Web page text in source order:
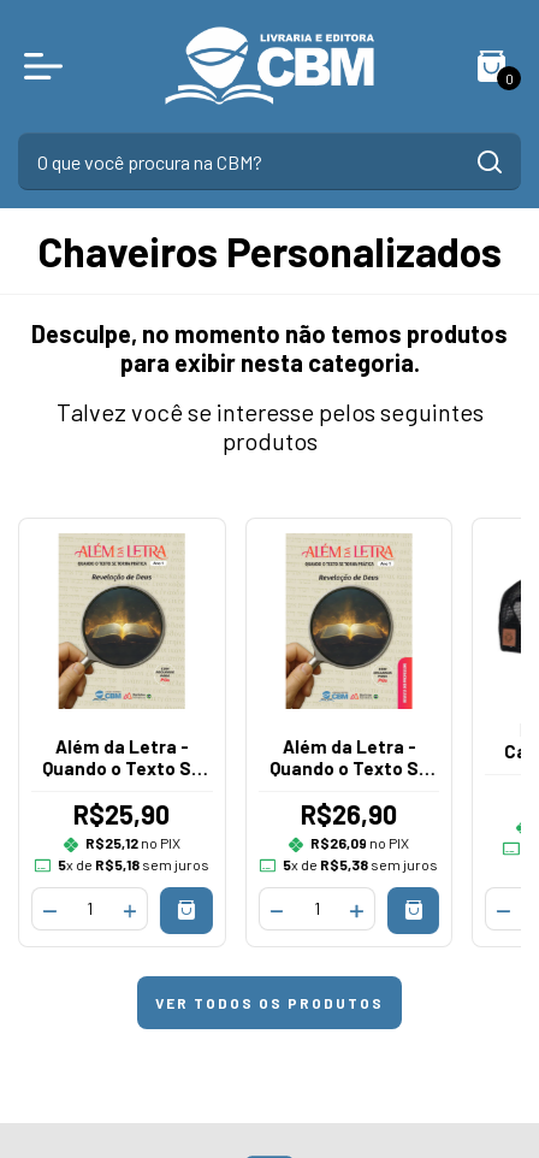
0
Chaveiros Personalizados
Desculpe, no momento não temos produtos
para exibir nesta categoria.
Talvez você se interesse pelos seguintes
produtos
Além da Letra -
Quando o Texto Se
Aluno
R$25,90
R$25,12no PIX
5x de R$5,18 sem juros
Além da Letra -
Quando o Texto Se
Professor
R$26,90
R$26,09 no PIX
5x de R$5,38 sem juros
VER TODOS OS PRODUTOS